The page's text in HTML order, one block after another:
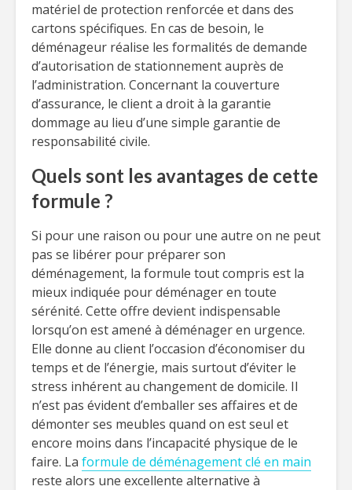
matériel de protection renforcée et dans des
cartons spécifiques. En cas de besoin, le
déménageur réalise les formalités de demande
d’autorisation de stationnement auprès de
l’administration. Concernant la couverture
d’assurance, le client a droit à la garantie
dommage au lieu d’une simple garantie de
responsabilité civile.
Quels sont les avantages de cette
formule ?
Si pour une raison ou pour une autre on ne peut
pas se libérer pour préparer son
déménagement, la formule tout compris est la
mieux indiquée pour déménager en toute
sérénité. Cette offre devient indispensable
lorsqu’on est amené à déménager en urgence.
Elle donne au client l’occasion d’économiser du
temps et de l’énergie, mais surtout d’éviter le
stress inhérent au changement de domicile. Il
n’est pas évident d’emballer ses affaires et de
démonter ses meubles quand on est seul et
encore moins dans l’incapacité physique de le
faire. La formule de déménagement clé en main
reste alors une excellente alternative à